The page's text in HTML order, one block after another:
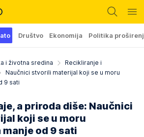
Društvo Ekonomija Politika
i životna sredina
Recikliranje i
Naučnici stvorili materijal koji se u moru
9 sati
a priroda diše: Naučnici
koji se u moru
od 9 sati